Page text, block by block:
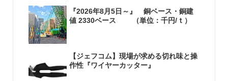
『2026年8月5日～』 銅ベース・銅建
値 2330ベース （単位：千円/ｔ）
【ジェフコム】現場が求める切れ味と操
作性『ワイヤーカッター』